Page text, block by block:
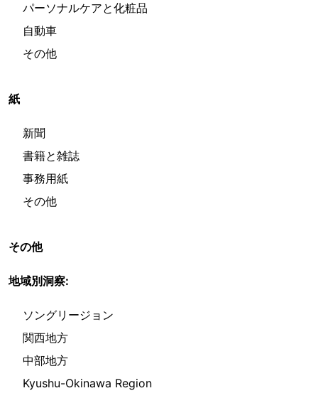
パーソナルケアと化粧品
自動車
その他
紙
新聞
書籍と雑誌
事務用紙
その他
その他
地域別洞察:
ソングリージョン
関西地方
中部地方
Kyushu-Okinawa Region